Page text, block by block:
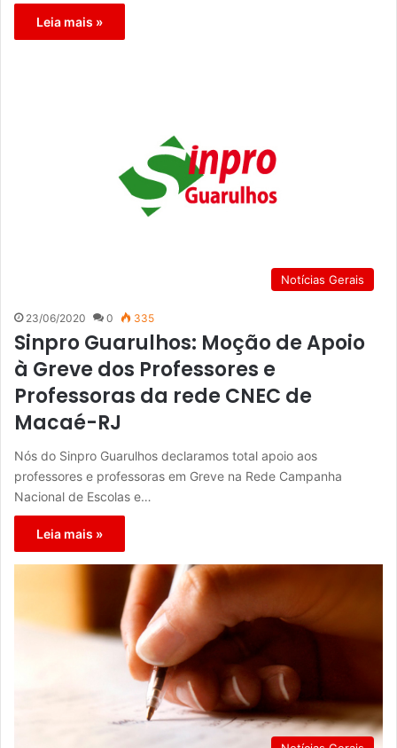
Leia mais »
Notícias Gerais
23/06/2020 0 335
Sinpro Guarulhos: Moção de Apoio
à Greve dos Professores e
Professoras da rede CNEC de
Macaé-RJ
Nós do Sinpro Guarulhos declaramos total apoio aos
professores e professoras em Greve na Rede Campanha
Nacional de Escolas e…
Leia mais »